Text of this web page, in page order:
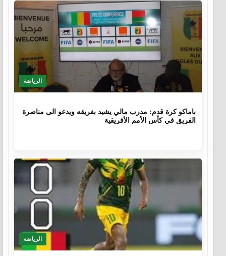
الرياضة
باماكو كرة قدم: مدرب مالي يشيد بفريقه ويدعو الى مناصرة
الفريق في كأس الأمم الأفريقية
الرياضة